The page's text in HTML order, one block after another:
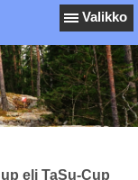
Valikko
eli TaSu-Cup